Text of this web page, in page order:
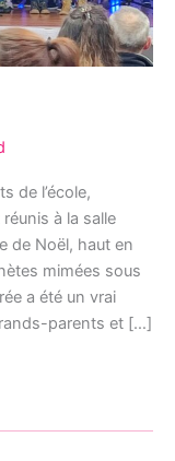
de l’école,
à la salle
de Noël, haut en
mimées sous
a été un vrai
parents et […]